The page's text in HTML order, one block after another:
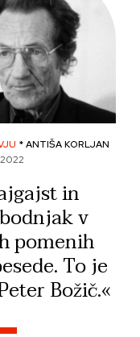
* ANTIŠA KORLJAN
2022
in
v
pomenih
To je
Božič.«